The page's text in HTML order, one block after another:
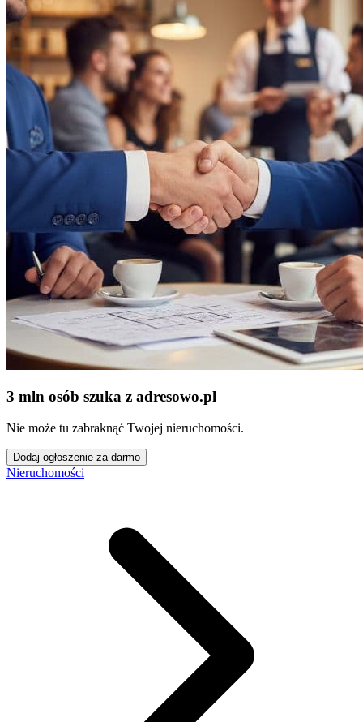
3 mln osób szuka z adresowo.pl
Nie może tu zabraknąć Twojej nieruchomości.
Dodaj ogłoszenie za darmo
Nieruchomości